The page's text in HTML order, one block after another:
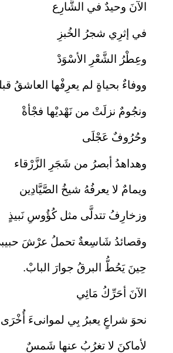
الآنَ وحيدٌ في الشَّارِع
في إثرِي شجرُ الخُبزِ
وعِطْرُ الشَّعْرِ الأسْوَدْ
ووفاءٌ بحياةٍ لم يعرِفْها العاشقُ
ونجُومٌ نزلَتْ من نَهْديْها فجْأةْ
وحُرُوفٌ عَجْلَى
وهداهدُ أبصرُ من شَجَرِ الزَّرْقاء
ويمامٌ لا يعرفُهُ شيخُ الصَّيَّادِين
وزخارِفُ تتدلَّى مثل كُؤُوسِ نَبيذٍ
وقصائدُ شَاسِعةٌ تحملُ عرْشَ
حِينَ يَحُطُّ البرقُ جوارَ البابْ.
الآنَ أحَرِّكُ مَائِي
نحوَ شراعٍ يعبرُ بِي لموانىءَ أُخْرَى
لأماكنَ لا تغرُبُ عنها شَمسٌ